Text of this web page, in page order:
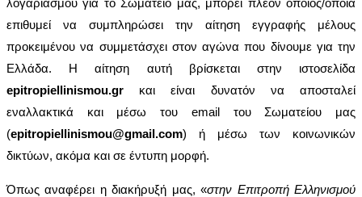
λογαριασμού για το Σωματείο μας, μπορεί πλέον όποιος/όποια
επιθυμεί να συμπληρώσει την αίτηση εγγραφής μέλους
προκειμένου να συμμετάσχει στον αγώνα που δίνουμε για την
Ελλάδα. Η αίτηση αυτή βρίσκεται στην ιστοσελίδα
epitropiellinismou.gr και είναι δυνατόν να αποσταλεί
εναλλακτικά και μέσω του email του Σωματείου μας
(epitropiellinismou@gmail.com) ή μέσω των κοινωνικών
δικτύων, ακόμα και σε έντυπη μορφή.
Όπως αναφέρει η διακήρυξή μας, «στην Επιτροπή Ελληνισμού